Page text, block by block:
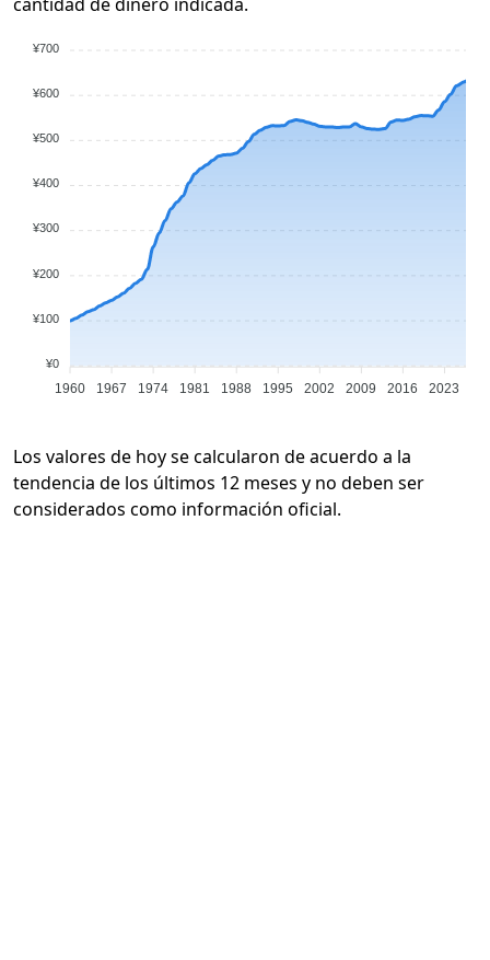
¥700
¥600
¥500
¥400
¥300
¥200
¥100
¥0
1960 1967 1974 1981 1988 1995 2002 2009 2016 2023
Los valores de hoy se calcularon de acuerdo a la
tendencia de los últimos 12 meses y no deben ser
considerados como información oficial.